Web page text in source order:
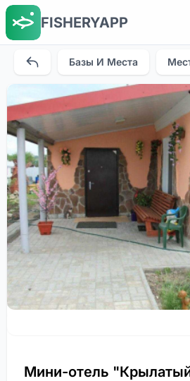
FISHERYAPP
Базы И Места
Мини-отель